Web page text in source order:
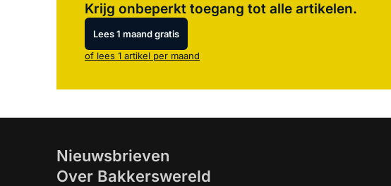
Krijg onbeperkt toegang tot alle artikelen.
Lees 1 maand gratis
of lees 1 artikel per maand
Nieuwsbrieven
Over Bakkerswereld